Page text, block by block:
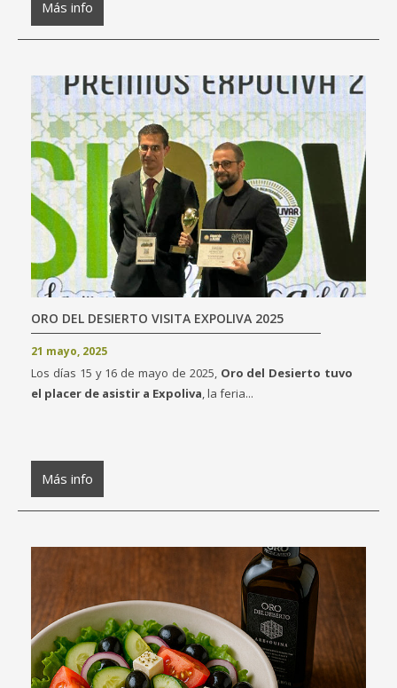
Más info
ORO DEL DESIERTO VISITA EXPOLIVA 2025
21 mayo, 2025
Los días 15 y 16 de mayo de 2025, Oro del Desierto tuvo
el placer de asistir a Expoliva, la feria...
Más info